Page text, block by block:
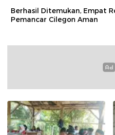
Berhasil Ditemukan, Empat
Pemancar Cilegon Aman